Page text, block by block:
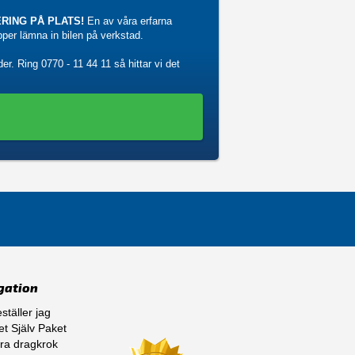
PÅ PLATS! En av våra erfarna
lämna in bilen på verkstad.
Ring 0770 - 11 44 11 så hittar vi det
jag
Själv Paket
dragkrok